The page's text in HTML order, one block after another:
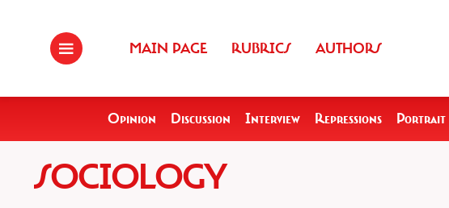
MAIN PAGE RUBRICS AUTHORS
Opinion Discussion Interview Repressions Portrait
SOCIOLOGY